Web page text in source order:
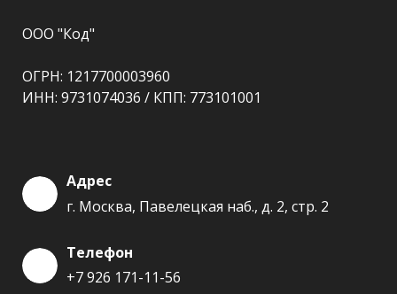
ООО "Код"
ОГРН: 1217700003960
ИНН: 9731074036 / КПП: 773101001
Адрес
г. Москва, Павелецкая наб., д. 2, стр. 2
Телефон
+7 926 171-11-56